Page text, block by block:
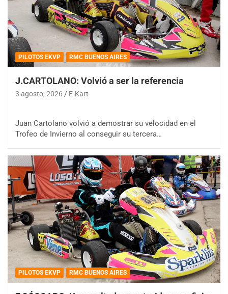
PILOTOS EKVP RMC BUENOS AIRES
J.CARTOLANO: Volvió a ser la referencia
3 agosto, 2026 E-Kart
Juan Cartolano volvió a demostrar su velocidad en el
Trofeo de Invierno al conseguir su tercera…
PILOTOS EKVP RMC BUENOS AIRES